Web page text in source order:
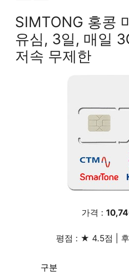
SIMTONG 홍콩
유심, 3일, 매일
저속 무제한
가격 :
평점 : ★ 4.5점 |
구분